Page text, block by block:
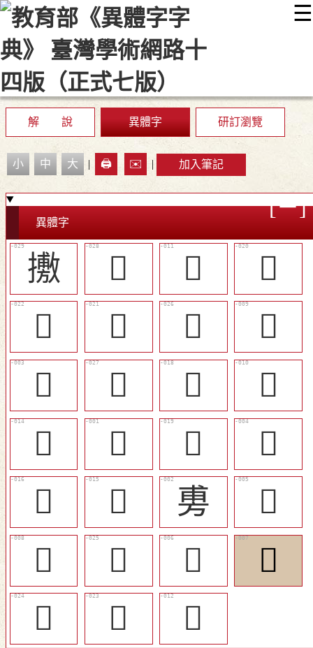
☰
::: 最新消息 常見問題 編輯說明
顯示模式
網站導覽
解 說 異體字 研訂瀏覽
小 中 大 | 🖨️ ✉️ | 加入筆記
異體字
㩤 󲟋 󲞽
󲟃
󲟅
󲟄 󲟉
󲞻
󲞶
󲟊 󲟁
󲞼
󲞾
𢾭 󲟂
𢾾
󲟀
󲞿 旉
󲞷
󲞺
󲟈 󲞸
󲞹
󲟇
󲟆 𨊴